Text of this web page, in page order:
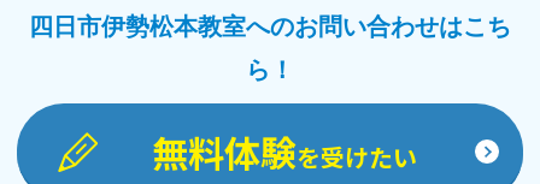
四日市伊勢松本教室へのお問い合わせはこち
ら！
無料体験を受けたい